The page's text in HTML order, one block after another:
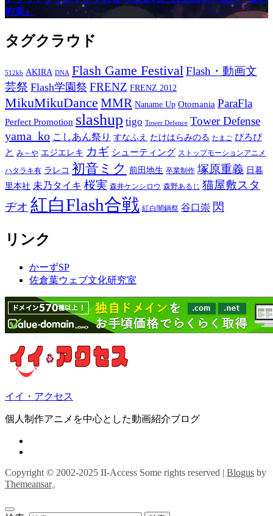
約束』
タグクラウド
512kb AKIRA DNA Flash Game FestivalFlash・動画文
芸祭 Flash学園祭 FRENZ FRENZ 2012
MikuMikuDance MMR Naname Up Otomania ParaFla
Perfect Promotion slashup tigo Tower Defence Tower Defense
yama_ko こしあん祭り すなふえ たけはらみのる たまご ぴろぴ
と み～や エジエレキ カギ シューティング ストップモーションアニメ
ハタラキ有 ラレコ 初音ミク 前田地生 卒業制作 塚原重義 日暮
里本社 未乃タイキ 桜実 森井ケンシロウ 森野あるじ 猫屋敷スタ
ヂオ 紅白Flash合戦 紅白闇鍋祭 谷口崇 閃
リンク
かーずSP
佐倉葉ウェブ文化研究室
イイ・アクセス
個人制作アニメを中心とした動画紹介ブログ
Copyright © 2002-2025 II-Access Some rights reserved | Blogus by
Themeansar。